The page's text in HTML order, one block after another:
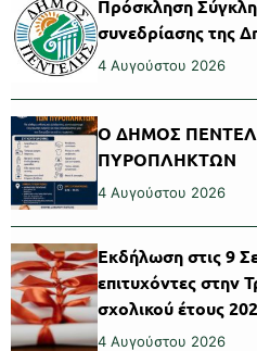
Πρόσκληση
συνεδρίασης της
4 Αυγούστου 2026
Ο ΔΗΜΟΣ
ΠΥΡΟΠΛΗΚΤΩΝ
4 Αυγούστου 2026
Εκδήλωση στις 9
επιτυχόντες στην
σχολικού έτους
4 Αυγούστου 2026